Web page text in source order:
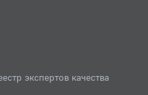
экспертов качества